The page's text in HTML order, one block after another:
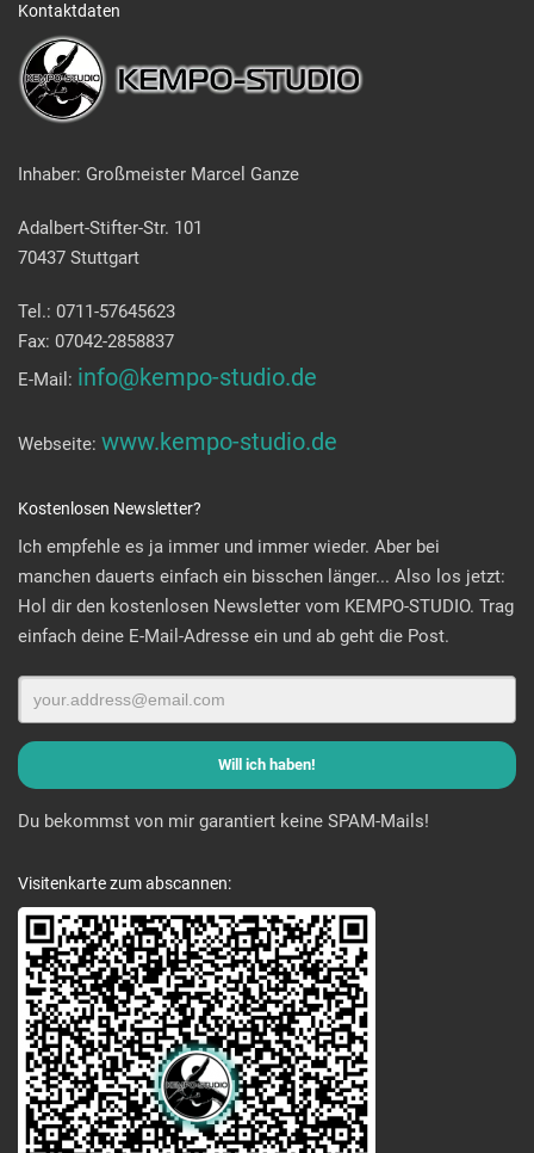
Kontaktdaten
Inhaber: Großmeister Marcel Ganze
Adalbert-Stifter-Str. 101
70437 Stuttgart
Tel.: 0711-57645623
Fax: 07042-2858837
E-Mail: info@kempo-studio.de
Webseite: www.kempo-studio.de
Kostenlosen Newsletter?
Ich empfehle es ja immer und immer wieder. Aber bei
manchen dauerts einfach ein bisschen länger... Also los jetzt:
Hol dir den kostenlosen Newsletter vom KEMPO-STUDIO. Trag
einfach deine E-Mail-Adresse ein und ab geht die Post.
Du bekommst von mir garantiert keine SPAM-Mails!
Visitenkarte zum abscannen: